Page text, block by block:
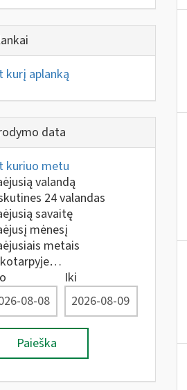
kurį aplanką
data
kuriuo metu
valandą
24 valandas
savaitę
mėnesį
metais
Iki
Paieška